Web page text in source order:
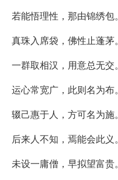
若能悟理性，那由锦绣包。
真珠入席袋，佛性止蓬茅。
一群取相汉，用意总无交。
运心常宽广，此则名为布。
辍己惠于人，方可名为施。
后来人不知，焉能会此义。
未设一庸僧，早拟望富贵。